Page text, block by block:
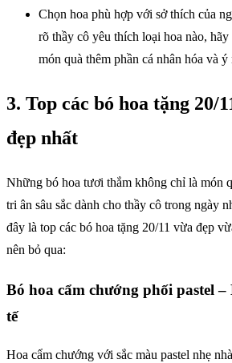
Chọn hoa phù hợp với sở thích của
rõ thầy cô yêu thích loại hoa nào,
món quà thêm phần cá nhân hóa và ý
3. Top các bó hoa tặng 20/
đẹp nhất
Những bó hoa tươi thắm không chỉ là món
tri ân sâu sắc dành cho thầy cô trong ngày
đây là top các bó hoa tặng 20/11 vừa đẹp
nên bỏ qua:
Bó hoa cẩm chướng phối pastel
tế
Hoa cẩm chướng với sắc màu pastel nhẹ